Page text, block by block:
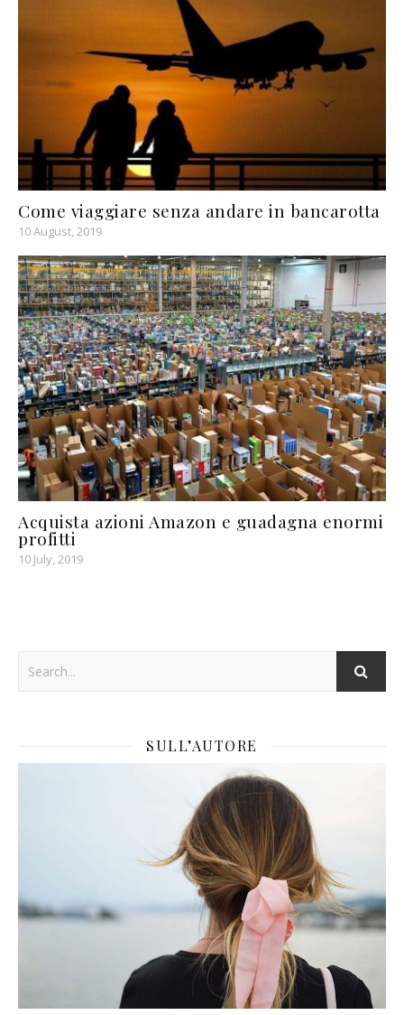
Come viaggiare senza andare in bancarotta
10 August, 2019
Acquista azioni Amazon e guadagna enormi
profitti
10 July, 2019
SULL’AUTORE